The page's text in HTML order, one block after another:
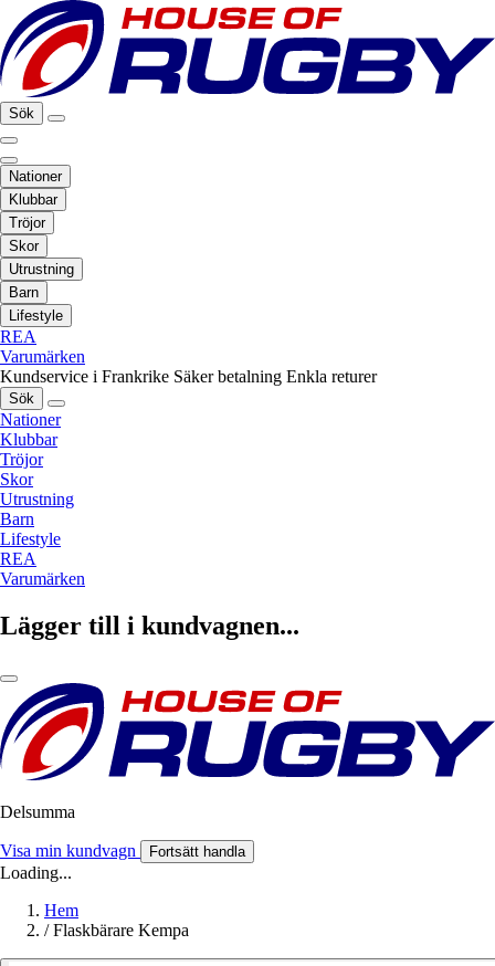
Sök
Nationer
Klubbar
Tröjor
Skor
Utrustning
Barn
Lifestyle
REA
Varumärken
Kundservice i Frankrike Säker betalning Enkla returer
Sök
Nationer
Klubbar
Tröjor
Skor
Utrustning
Barn
Lifestyle
REA
Varumärken
Lägger till i kundvagnen...
Delsumma
Visa min kundvagn Fortsätt handla
Loading...
Hem
/ Flaskbärare Kempa